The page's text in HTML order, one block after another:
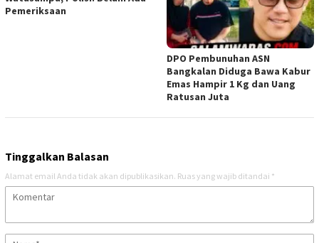
Pemeriksaan
DPO Pembunuhan ASN
Bangkalan Diduga Bawa Kabur
Emas Hampir 1 Kg dan Uang
Ratusan Juta
Tinggalkan Balasan
Alamat email Anda tidak akan dipublikasikan. Ruas yang wajib ditandai *